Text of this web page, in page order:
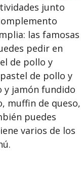
junto
las famosas
pedir en
de pollo y
de pollo y
y jamón fundido
muffin de queso,
puedes
varios de los